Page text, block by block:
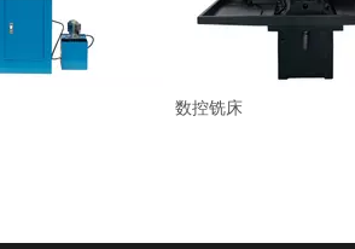
数控铣床